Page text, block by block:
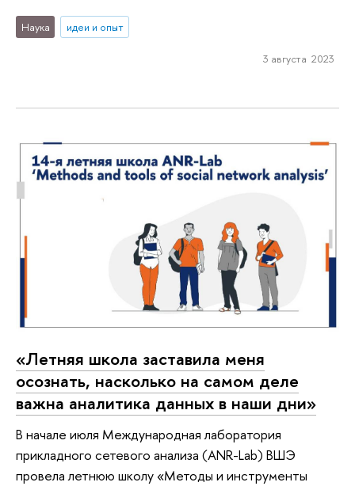
Наука идеи и опыт
3 августа 2023
«Летняя школа заставила меня
осознать, насколько на самом деле
важна аналитика данных в наши дни»
В начале июля Международная лаборатория
прикладного сетевого анализа (ANR-Lab) ВШЭ
провела летнюю школу «Методы и инструменты